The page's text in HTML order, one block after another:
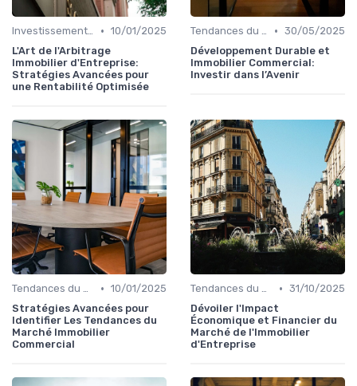
Investissements Immobiliers Stratégiques • 10/01/2025
L'Art de l'Arbitrage
Immobilier d'Entreprise:
Stratégies Avancées pour
une Rentabilité Optimisée
Tendances du Marché Immobilier Commercial • 30/05/2025
Développement Durable et
Immobilier Commercial:
Investir dans l’Avenir
Tendances du Marché Immobilier Commercial • 10/01/2025
Stratégies Avancées pour
Identifier Les Tendances du
Marché Immobilier
Commercial
Tendances du Marché Immobilier Commercial • 31/10/2025
Dévoiler l'Impact
Économique et Financier du
Marché de l'Immobilier
d'Entreprise